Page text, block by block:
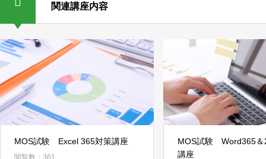
関連講座内容
MOS試験 Excel 365対策講座
閲覧数：361
MOS試験 Word365＆
講座